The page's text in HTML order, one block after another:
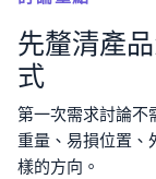
先釐清產
式
第一次需求討論不
重量、易損位置、
樣的方向。